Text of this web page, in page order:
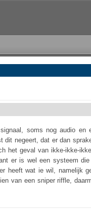
soms nog audio en
dit negeert, dat er dan
het geval van ikke-ikke-
er is wel een systeem
heeft wat ie wil, namelijk
van een sniper riffle,